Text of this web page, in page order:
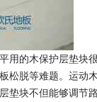
的木保护层垫块
松脱等难题。运动
垫块不但能够调节